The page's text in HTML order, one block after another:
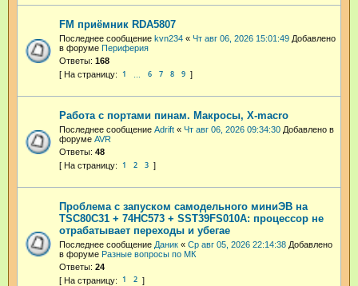
FM приёмник RDA5807
Последнее сообщение kvn234 « Чт авг 06, 2026 15:01:49 Добавлено
в форуме Периферия
Ответы: 168
1 6 7 8 9
Работа с портами пинам. Макросы, X-macro
Последнее сообщение Adrift « Чт авг 06, 2026 09:34:30 Добавлено в
форуме AVR
Ответы: 48
1 2 3
Проблема с запуском самодельного миниЭВ на
TSC80C31 + 74HC573 + SST39FS010A: процессор не
отрабатывает переходы и убегае
Последнее сообщение Даник « Ср авг 05, 2026 22:14:38 Добавлено
в форуме Разные вопросы по МК
Ответы: 24
1 2